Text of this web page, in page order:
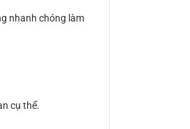
nhanh chóng làm
cụ thể.